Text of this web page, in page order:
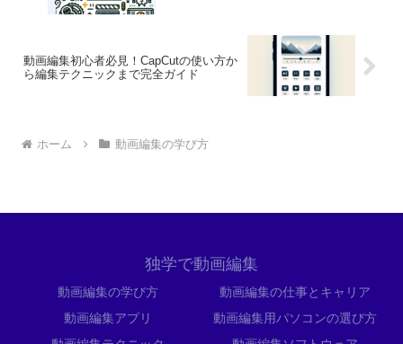
動画編集初心者必見！CapCutの使い方か
ら編集テクニックまで完全ガイド
ホーム 動画編集の学び方
独学で動画編集
動画編集の学び方
動画編集の仕事とキャリア
動画編集アプリ
動画編集用パソコンの選び方